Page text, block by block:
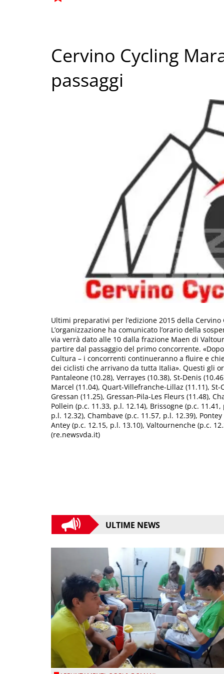
Cervino Cycling
passaggi
Ultimi preparativi per l’edizione 2015 della
L’organizzazione ha comunicato l’orario della
via verrà dato alle 10 dalla frazione Maen di
partire dal passaggio del primo concorrente.
Cultura – i concorrenti continueranno a fluire e
dei ciclisti che arrivano da tutta Italia». Questi gli
Pantaleone (10.28), Verrayes (10.38), St-Denis
Marcel (11.04), Quart-Villefranche-Lillaz (11.11),
Gressan (11.25), Gressan-Pila-Les Fleurs (11.48),
Pollein (p.c. 11.33, p.l. 12.14), Brissogne (p.c.
p.l. 12.32), Chambave (p.c. 11.57, p.l. 12.39),
Antey (p.c. 12.15, p.l. 13.10), Valtournenche (p.c.
(re.newsvda.it)
ULTIME NEWS